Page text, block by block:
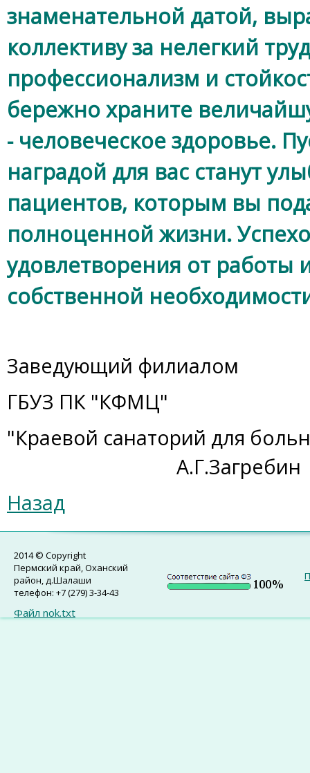
знаменательной датой,
коллективу за нелегкий
профессионализм и
бережно храните
- человеческое здоровье.
наградой для вас станут
пациентов, которым вы
полноценной жизни.
удовлетворения от
собственной
Заведующий филиалом
ГБУЗ ПК "КФМЦ"
"Краевой санаторий для
А.Г.Загребин
Назад
2014 © Copyright
Пермский край, Оханский
район, д.Шалаши
телефон: +7 (279) 3-34-43
Файл nok.txt